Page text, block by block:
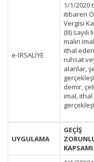
e-İRSALİYE
1/1/2020
itibaren
Vergisi
(III)
malın
ithal
ruhsat
alanlar,
demir,
imal, ithal
UYGULAMA
GEÇİŞ
KAPSAMI